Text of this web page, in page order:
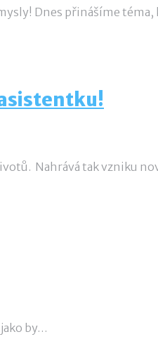
Dnes přinášíme
Nahrává tak vzniku
by…